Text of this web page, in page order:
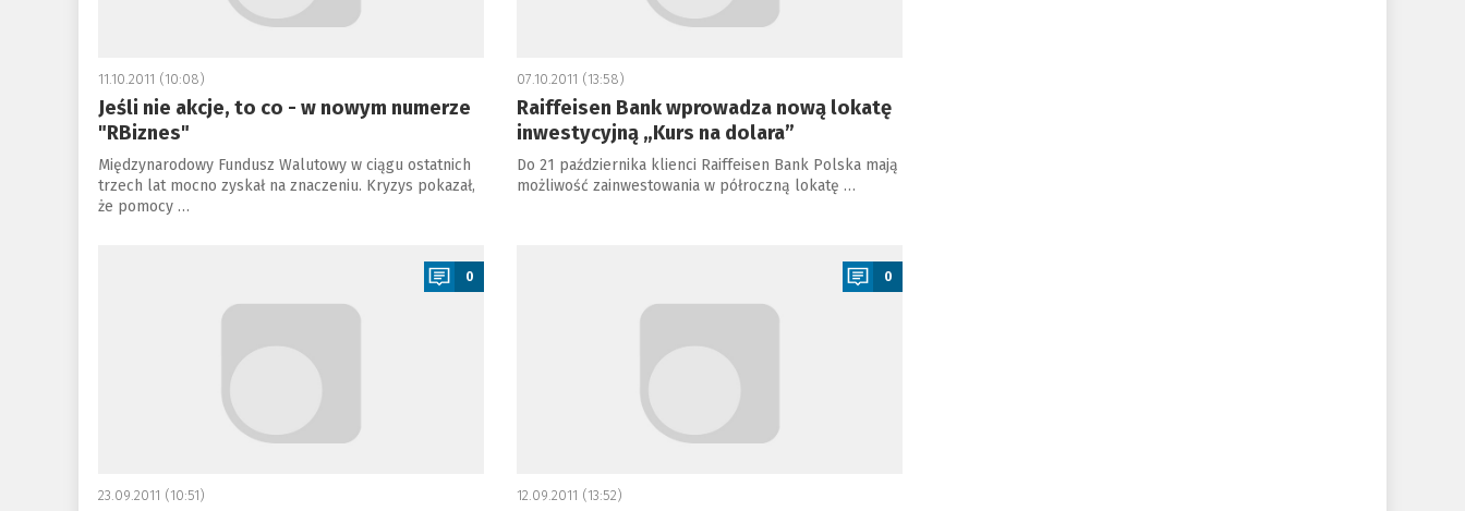
11.10.2011 (10:08)
Jeśli nie akcje, to co - w nowym numerze
"RBiznes"
Międzynarodowy Fundusz Walutowy w ciągu ostatnich
trzech lat mocno zyskał na znaczeniu. Kryzys pokazał,
że pomocy …
07.10.2011 (13:58)
Raiffeisen Bank wprowadza nową lokatę
inwestycyjną „Kurs na dolara”
Do 21 października klienci Raiffeisen Bank Polska mają
możliwość zainwestowania w półroczną lokatę …
0
23.09.2011 (10:51)
0
12.09.2011 (13:52)